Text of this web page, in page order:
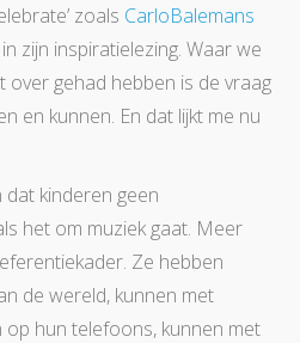
zoals CarloBalemans
zijn inspiratielezing. Waar we
over gehad hebben is de vraag
en kunnen. En dat lijkt me nu
dat kinderen geen
het om muziek gaat. Meer
Ze hebben
de wereld, kunnen met
op hun telefoons, kunnen met